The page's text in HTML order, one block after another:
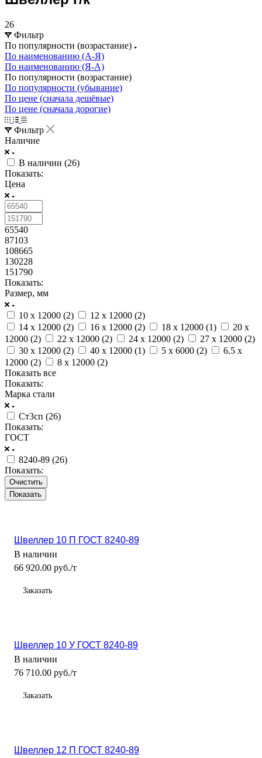
26
Фильтр
По популярности (возрастание)
По наименованию (А-Я)
По наименованию (Я-А)
По популярности (возрастание)
По популярности (убывание)
По цене (сначала дешёвые)
По цене (сначала дорогие)
Фильтр
Наличие
В наличии (26)
Показать:
Цена
65540
87103
108665
130228
151790
Показать:
Размер, мм
10 x 12000 (2) 12 x 12000 (2)
14 x 12000 (2) 16 x 12000 (2) 18 x 12000 (1)
20 x
12000 (2) 22 x 12000 (2) 24 x 12000 (2) 27 x 12000 (2)
30 x 12000 (2) 40 x 12000 (1) 5 x 6000 (2)
6.5 x
12000 (2) 8 x 12000 (2)
Показать все
Показать:
Марка стали
Ст3сп (26)
Показать:
ГОСТ
8240-89 (26)
Показать:
Очистить
Швеллер 10 П ГОСТ 8240-89
В наличии
66 920.00 руб./т
Заказать
Швеллер 10 У ГОСТ 8240-89
В наличии
76 710.00 руб./т
Заказать
Швеллер 12 П ГОСТ 8240-89